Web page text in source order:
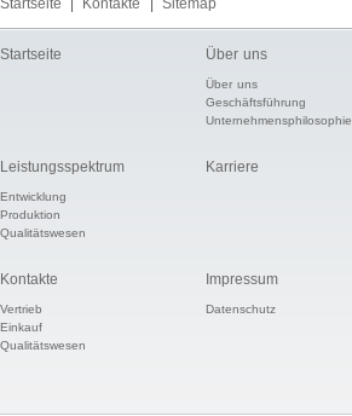
Startseite Kontakte Sitemap
Startseite Über uns
Über uns
Geschäftsführung
Unternehmensphilosophie
Leistungsspektrum
Entwicklung
Produktion
Qualitätswesen
Karriere
Kontakte
Vertrieb
Einkauf
Qualitätswesen
Impressum
Datenschutz